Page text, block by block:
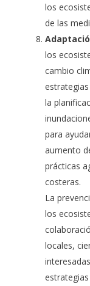
los
de las
los
cambio
la
para
aumento
prácticas
costeras.
La
los
locales,